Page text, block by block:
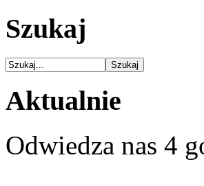
Szukaj
Aktualnie
Odwiedza nas 4